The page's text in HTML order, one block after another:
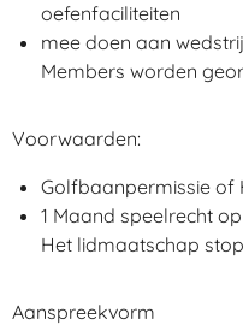
oefenfaciliteiten
mee doen aan
Members worden
Voorwaarden:
Golfbaanpermissie of
1 Maand speelrecht
Het lidmaatschap
Aanspreekvorm